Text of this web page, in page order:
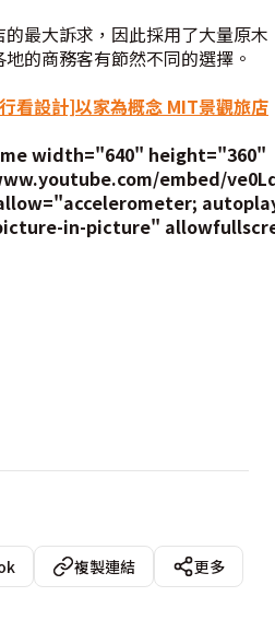
最大訴求，因此採用了大量原木
的商務客有節然不同的選擇。
看設計]以家為概念 MIT景觀旅店
width="640" height="360"
embed/
in-picture"
複製連結
更多